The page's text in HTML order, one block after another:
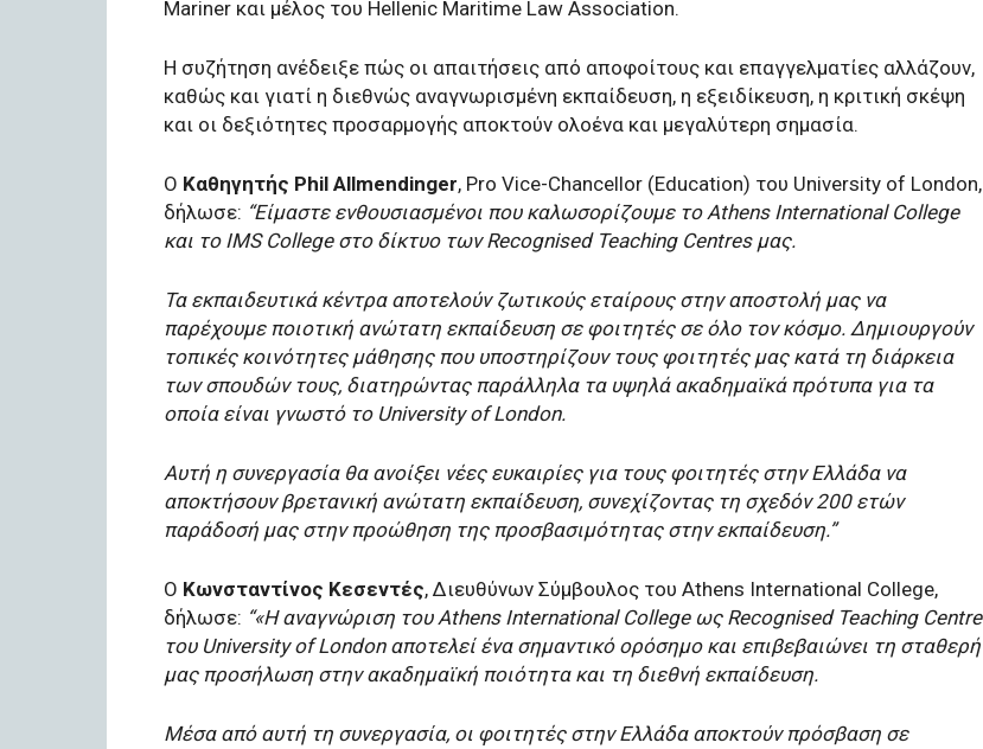
Mariner και μέλος του Hellenic Maritime Law Association.
Η συζήτηση ανέδειξε πώς οι απαιτήσεις από αποφοίτους και επαγγελματίες αλλάζουν,
καθώς και γιατί η διεθνώς αναγνωρισμένη εκπαίδευση, η εξειδίκευση, η κριτική σκέψη
και οι δεξιότητες προσαρμογής αποκτούν ολοένα και μεγαλύτερη σημασία.
Ο Καθηγητής Phil Allmendinger, Pro Vice-Chancellor (Education) του University of London,
δήλωσε: “Είμαστε ενθουσιασμένοι που καλωσορίζουμε το Athens International College
και το IMS College στο δίκτυο των Recognised Teaching Centres μας.
Τα εκπαιδευτικά κέντρα αποτελούν ζωτικούς εταίρους στην αποστολή μας να
παρέχουμε ποιοτική ανώτατη εκπαίδευση σε φοιτητές σε όλο τον κόσμο. Δημιουργούν
τοπικές κοινότητες μάθησης που υποστηρίζουν τους φοιτητές μας κατά τη διάρκεια
των σπουδών τους, διατηρώντας παράλληλα τα υψηλά ακαδημαϊκά πρότυπα για τα
οποία είναι γνωστό το University of London.
Αυτή η συνεργασία θα ανοίξει νέες ευκαιρίες για τους φοιτητές στην Ελλάδα να
αποκτήσουν βρετανική ανώτατη εκπαίδευση, συνεχίζοντας τη σχεδόν 200 ετών
παράδοσή μας στην προώθηση της προσβασιμότητας στην εκπαίδευση.”
Ο Κωνσταντίνος Κεσεντές, Διευθύνων Σύμβουλος του Athens International College,
δήλωσε: “«Η αναγνώριση του Athens International College ως Recognised Teaching Centre
του University of London αποτελεί ένα σημαντικό ορόσημο και επιβεβαιώνει τη σταθερή
μας προσήλωση στην ακαδημαϊκή ποιότητα και τη διεθνή εκπαίδευση.
Μέσα από αυτή τη συνεργασία, οι φοιτητές στην Ελλάδα αποκτούν πρόσβαση σε